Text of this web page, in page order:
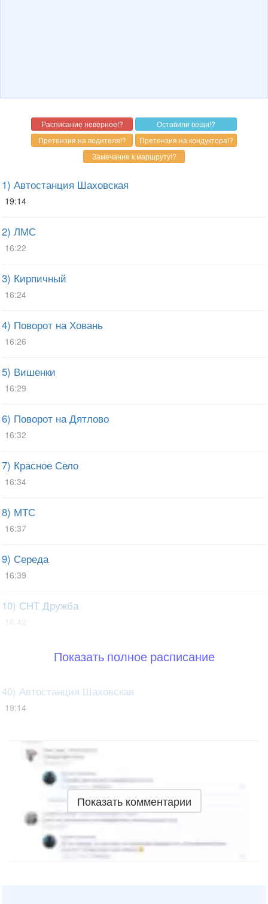
1) Автостанция Шаховская
19:14
2) ЛМС
16:22
3) Кирпичный
16:24
4) Поворот на Ховань
16:26
5) Вишенки
16:29
6) Поворот на Дятлово
16:32
7) Красное Село
16:34
8) МТС
16:37
9) Середа
16:39
10) СНТ Дружба
Показать полное расписание
40) Автостанция Шаховская
19:14
Показать комментарии